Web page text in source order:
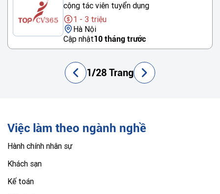
cộng tác viên tuyển dụng
1 - 3 triệu
Hà Nội
Cập nhật10 tháng trước
1/28 Trang
Việc làm theo ngành nghề
Hành chính nhân sự
Khách sạn
Kế toán